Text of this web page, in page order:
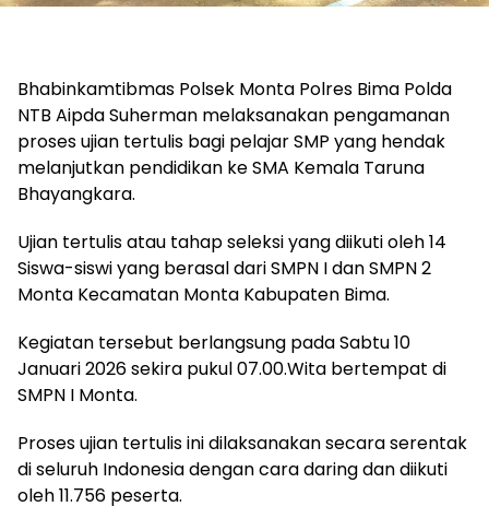
Bhabinkamtibmas Polsek Monta Polres Bima Polda
NTB Aipda Suherman melaksanakan pengamanan
proses ujian tertulis bagi pelajar SMP yang hendak
melanjutkan pendidikan ke SMA Kemala Taruna
Bhayangkara.
Ujian tertulis atau tahap seleksi yang diikuti oleh 14
Siswa-siswi yang berasal dari SMPN I dan SMPN 2
Monta Kecamatan Monta Kabupaten Bima.
Kegiatan tersebut berlangsung pada Sabtu 10
Januari 2026 sekira pukul 07.00.Wita bertempat di
SMPN I Monta.
Proses ujian tertulis ini dilaksanakan secara serentak
di seluruh Indonesia dengan cara daring dan diikuti
oleh 11.756 peserta.